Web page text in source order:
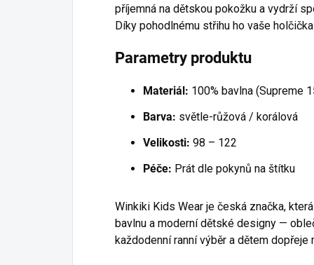
příjemná na dětskou pokožku a vydrží
Díky pohodlnému střihu ho vaše
Parametry produktu
Materiál: 100% bavlna (Supreme
Barva: světle-růžová / korálová
Velikosti: 98 – 122
Péče: Prát dle pokynů na štítku
Winkiki Kids Wear je česká značka,
bavlnu a moderní dětské designy —
každodenní ranní výběr a dětem dopřeje